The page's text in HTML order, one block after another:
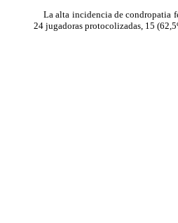
La alta incidencia de condropatia
24 jugadoras protocolizadas, 15